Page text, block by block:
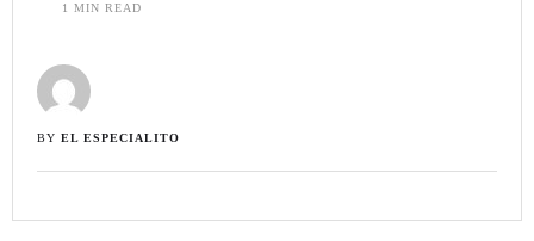
1 MIN READ
BY EL ESPECIALITO